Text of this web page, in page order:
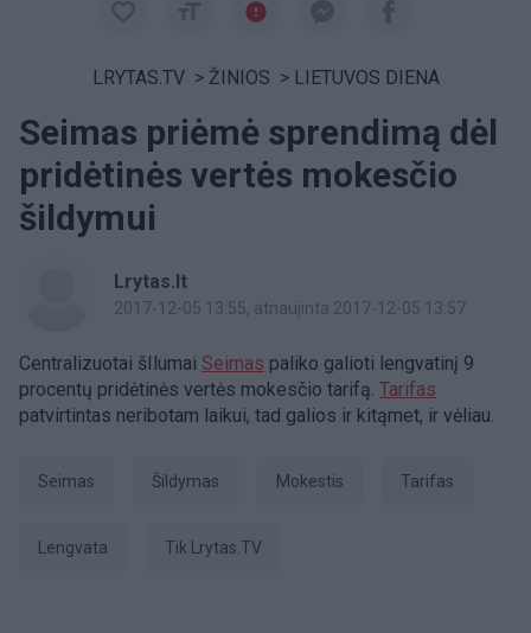
LRYTAS.TV > ŽINIOS > LIETUVOS DIENA
Seimas priėmė sprendimą dėl
pridėtinės vertės mokesčio
šildymui
Lrytas.lt
2017-12-05 13:55, atnaujinta 2017-12-05 13:57
Centralizuotai šIlumai Seimas paliko galioti lengvatinį 9
procentų pridėtinės vertės mokesčio tarifą. Tarifas
patvirtintas neribotam laikui, tad galios ir kitąmet, ir vėliau.
Seimas šildymas mokestis tarifas
lengvata tik Lrytas.TV